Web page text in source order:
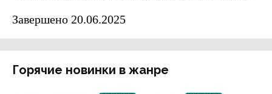
Завершено 20.06.2025
Горячие новинки в жанре